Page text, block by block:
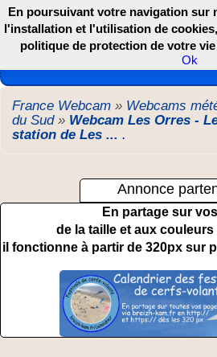
Les webcams de France,
France Webcam » Webcams
du Sud» Webcam Les Orres -
station de Les ... .
Annonce
En partage sur
de la taille et aux
il fonctionne à partir de 320px sur
En poursuivant votre navigation sur
l'installation et l'utilisation de
politique de protection de votre
Ok